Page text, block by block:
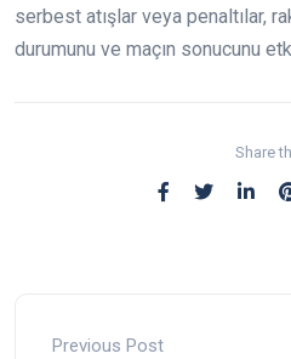
serbest atışlar veya penaltılar,
durumunu ve maçın sonucunu
Share
Previous Post